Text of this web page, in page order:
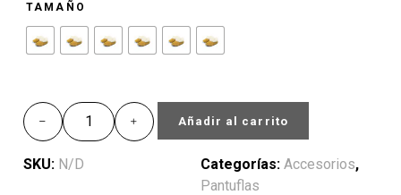
TAMAÑO
Añadir al carrito
SKU: N/D Categorías: Accesorios,
Pantuflas